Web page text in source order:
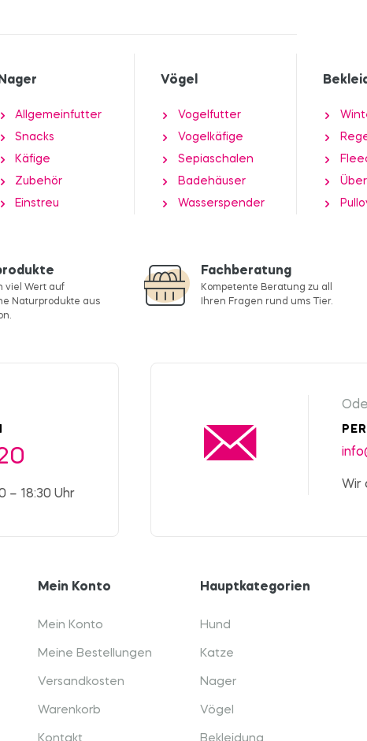
Allgemeinfutter
Snacks
Käfige
Zubehör
Einstreu
Vögel
Vogelfutter
Vogelkäfige
Sepiaschalen
Badehäuser
Wasserspender
viel Wert auf
Naturprodukte aus
Fachberatung
Kompetente Beratung zu all
Ihren Fragen rund ums Tier.
– 18:30 Uhr
Wir
Mein Konto
Mein Konto
Meine Bestellungen
Versandkosten
Warenkorb
Hauptkategorien
Hund
Katze
Nager
Vögel